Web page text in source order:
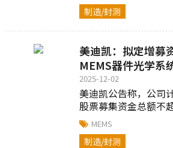
制造/封测
美迪凯：拟定增募
MEMS器件光学系
2025-12-02
美迪凯公告称，公司
股票募集资金总额不
费用后的净额拟投资
制造项目...
MEMS
制造/封测